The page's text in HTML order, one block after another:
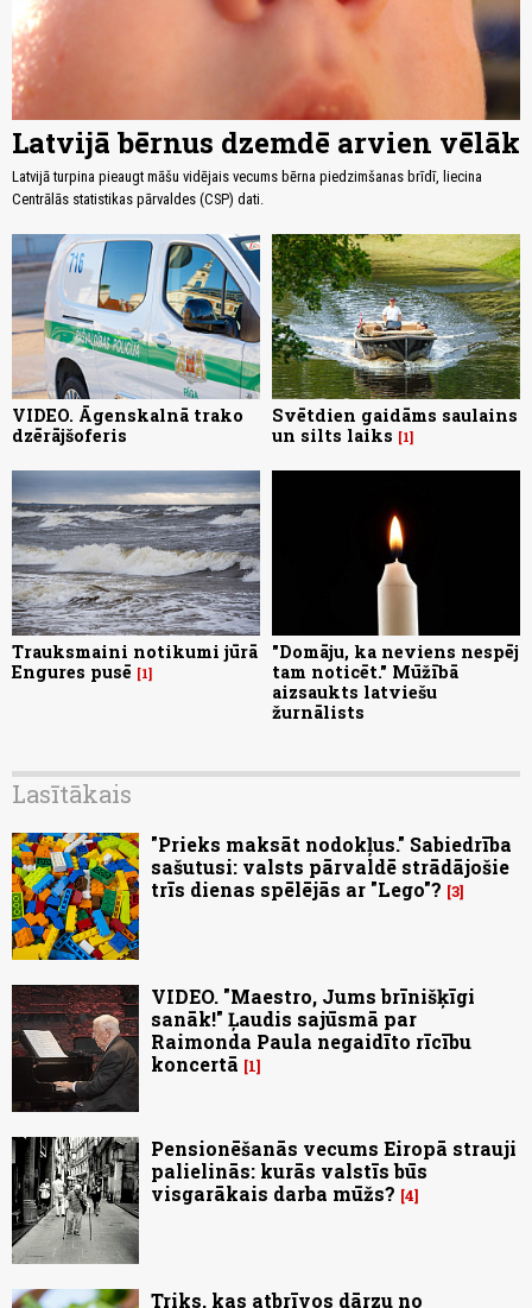
Latvijā bērnus dzemdē arvien vēlāk
Latvijā turpina pieaugt māšu vidējais vecums bērna piedzimšanas brīdī, liecina
Centrālās statistikas pārvaldes (CSP) dati.
VIDEO. Āgenskalnā trako
dzērājšoferis
Svētdien gaidāms saulains
un silts laiks
1
Trauksmaini notikumi jūrā
Engures pusē
1
"Domāju, ka neviens nespēj
tam noticēt." Mūžībā
aizsaukts latviešu
žurnālists
Lasītākais
"Prieks maksāt nodokļus." Sabiedrība
sašutusi: valsts pārvaldē strādājošie
trīs dienas spēlējās ar "Lego"? 3
VIDEO. "Maestro, Jums brīnišķīgi
sanāk!" Ļaudis sajūsmā par
Raimonda Paula negaidīto rīcību
koncertā
1
Pensionēšanās vecums Eiropā strauji
palielinās: kurās valstīs būs
visgarākais darba mūžs? 4
Triks, kas atbrīvos dārzu no